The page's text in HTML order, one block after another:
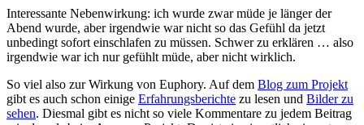
Interessante Nebenwirkung: ich wurde zwar müde je länger der
Abend wurde, aber irgendwie war nicht so das Gefühl da jetzt
unbedingt sofort einschlafen zu müssen. Schwer zu erklären … also
irgendwie war ich nur gefühlt müde, aber nicht wirklich.
So viel also zur Wirkung von Euphory. Auf dem Blog zum Projekt
gibt es auch schon einige Erfahrungsberichte zu lesen und Bilder zu
sehen. Diesmal gibt es nicht so viele Kommentare zu jedem Beitrag